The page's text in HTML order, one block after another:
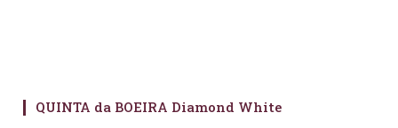
QUINTA da BOEIRA Diamond White